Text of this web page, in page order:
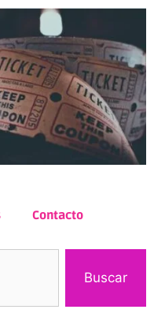
Contacto
Buscar